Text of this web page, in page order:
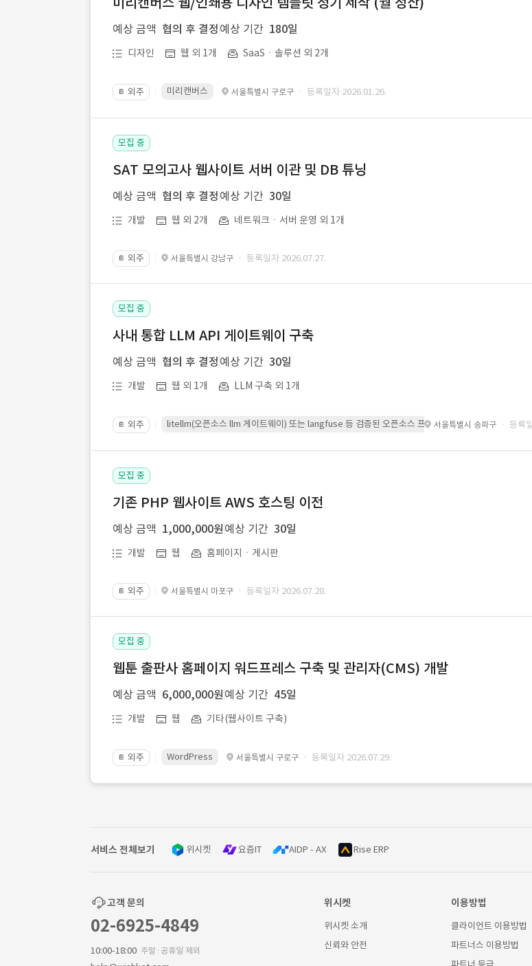
예상 금액 협의 후 결정 예상 기간 180일
디자인 웹 외 1개 SaaSㆍ솔루션 외 2개
📔 외주 미리캔버스 서울특별시 구로구 · 등록일자 2026.01.26.
모집 중
SAT 모의고사 웹사이트 서버 이관 및 DB 튜닝
예상 금액 협의 후 결정 예상 기간 30일
개발 웹 외 2개 네트워크ㆍ서버 운영 외 1개
📔 외주 서울특별시 강남구 · 등록일자 2026.07.27.
모집 중
사내 통합 LLM API 게이트웨이 구축
예상 금액 협의 후 결정 예상 기간 30일
개발 웹 외 1개 LLM 구축 외 1개
📔 외주 litellm(오픈소스 llm 게이트웨이) 또는 langfuse 등 검증된 오픈소스 프레임워크를 기반으로 시스템
서울특별시 송파구 · 등록
모집 중
기존 PHP 웹사이트 AWS 호스팅 이전
예상 금액 1,000,000원 예상 기간 30일
개발 웹 홈페이지ㆍ게시판
📔 외주 서울특별시 마포구 · 등록일자 2026.07.28.
모집 중
웹툰 출판사 홈페이지 워드프레스 구축 및 관리자(CMS) 개발
예상 금액 6,000,000원 예상 기간 45일
개발 웹 기타(웹사이트 구축)
📔 외주 WordPress 서울특별시 구로구 · 등록일자 2026.07.29.
서비스 전체보기 위시켓 요즘IT AIDP - AX Rise ERP
고객 문의
02-6925-4849
10:00-18:00 주말·공휴일 제외
위시켓
위시켓 소개
신뢰와 안전
이용방법
클라이언트 이용방법
파트너스 이용방법